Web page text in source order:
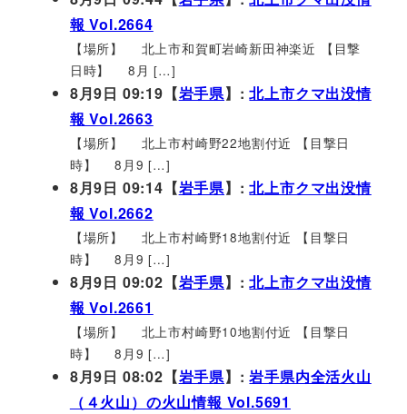
報 Vol.2664
【場所】 北上市和賀町岩崎新田神楽近 【目撃
日時】 8月 […]
8月9日 09:19【岩手県】:北上市クマ出没情
報 Vol.2663
【場所】 北上市村崎野22地割付近 【目撃日
時】 8月9 […]
8月9日 09:14【岩手県】:北上市クマ出没情
報 Vol.2662
【場所】 北上市村崎野18地割付近 【目撃日
時】 8月9 […]
8月9日 09:02【岩手県】:北上市クマ出没情
報 Vol.2661
【場所】 北上市村崎野10地割付近 【目撃日
時】 8月9 […]
8月9日 08:02【岩手県】:岩手県内全活火山
（４火山）の火山情報 Vol.5691